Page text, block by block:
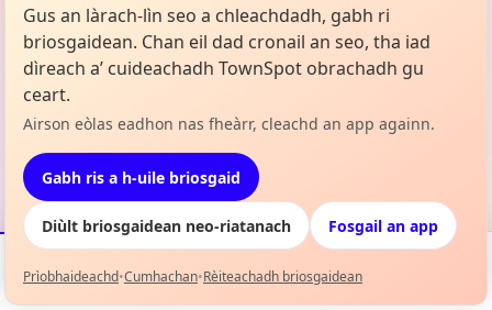
Tachartasan Mapa Mo Liosta
Gus an làrach-lìn seo a chleachdadh, gabh ri
briosgaidean. Chan eil dad cronail an seo, tha iad
dìreach a’ cuideachadh TownSpot obrachadh gu
ceart.
Airson eòlas eadhon nas fheàrr, cleachd an app againn.
Gabh ris a h-uile briosgaid
Diùlt briosgaidean neo-riatanach Fosgail an app
Prìobhaideachd•Cumhachan•Rèiteachadh briosgaidean